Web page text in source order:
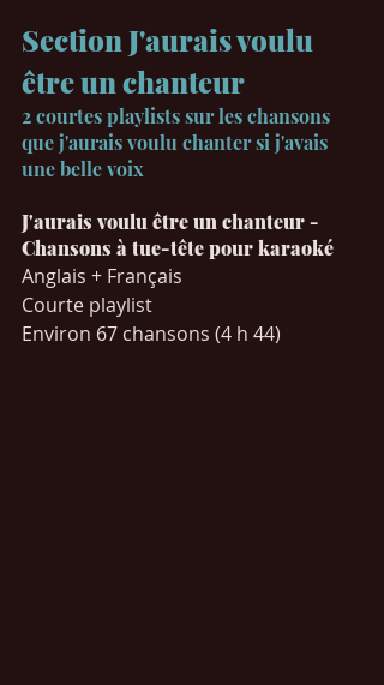
Section J'aurais voulu
être un chanteur
2 courtes playlists sur les chansons
que j'aurais voulu chanter si j'avais
une belle voix
J'aurais voulu être un chanteur -
Chansons à tue-tête pour karaoké
Anglais + Français
Courte playlist
Environ 67 chansons (4 h 44)